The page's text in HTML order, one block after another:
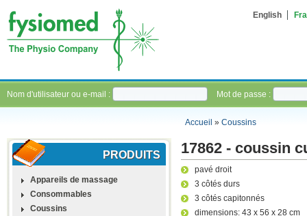
English
Nom d'utilisateur ou e-mail : Mot de passe :
Accueil » Coussins
PRODUITS
Appareils de massage
Consommables
Coussins
17862 - coussin
pavé droit
3 côtés durs
3 côtés capitonnés
dimensions: 43 x 56 x 28 cm